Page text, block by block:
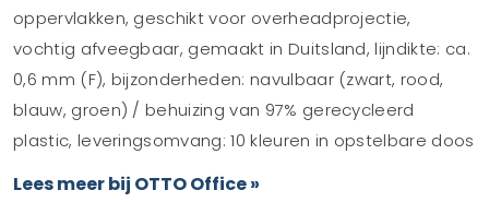
oppervlakken, geschikt voor overheadprojectie,
vochtig afveegbaar, gemaakt in Duitsland, lijndikte: ca.
0,6 mm (F), bijzonderheden: navulbaar (zwart, rood,
blauw, groen) / behuizing van 97% gerecycleerd
plastic, leveringsomvang: 10 kleuren in opstelbare doos
Lees meer bij OTTO Office »